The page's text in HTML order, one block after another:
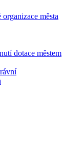
města
dotace městem